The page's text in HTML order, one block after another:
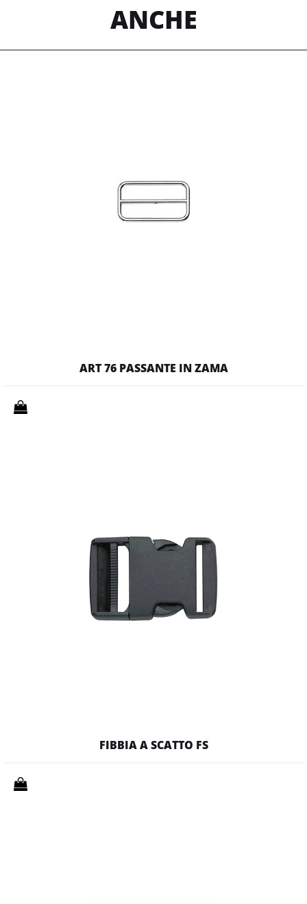
ANCHE
ART 76 PASSANTE IN ZAMA
Quantità
FIBBIA A SCATTO FS
Quantità